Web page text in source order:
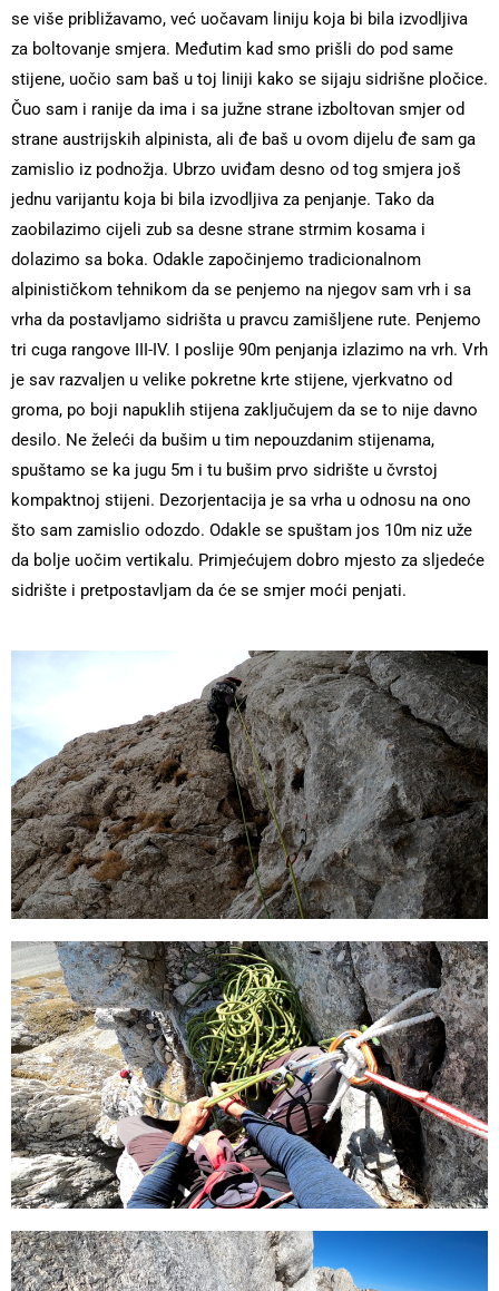
se više približavamo, već uočavam liniju koja bi bila izvodljiva
za boltovanje smjera. Međutim kad smo prišli do pod same
stijene, uočio sam baš u toj liniji kako se sijaju sidrišne pločice.
Čuo sam i ranije da ima i sa južne strane izboltovan smjer od
strane austrijskih alpinista, ali đe baš u ovom dijelu đe sam ga
zamislio iz podnožja. Ubrzo uviđam desno od tog smjera još
jednu varijantu koja bi bila izvodljiva za penjanje. Tako da
zaobilazimo cijeli zub sa desne strane strmim kosama i
dolazimo sa boka. Odakle započinjemo tradicionalnom
alpinističkom tehnikom da se penjemo na njegov sam vrh i sa
vrha da postavljamo sidrišta u pravcu zamišljene rute. Penjemo
tri cuga rangove III-IV. I poslije 90m penjanja izlazimo na vrh. Vrh
je sav razvaljen u velike pokretne krte stijene, vjerkvatno od
groma, po boji napuklih stijena zaključujem da se to nije davno
desilo. Ne želeći da bušim u tim nepouzdanim stijenama,
spuštamo se ka jugu 5m i tu bušim prvo sidrište u čvrstoj
kompaktnoj stijeni. Dezorjentacija je sa vrha u odnosu na ono
što sam zamislio odozdo. Odakle se spuštam jos 10m niz uže
da bolje uočim vertikalu. Primjećujem dobro mjesto za sljedeće
sidrište i pretpostavljam da će se smjer moći penjati.